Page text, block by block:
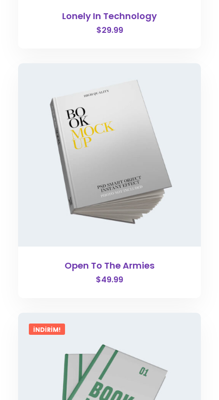
Lonely In Technology
$29.99
Open To The Armies
$49.99
İNDIRIM!